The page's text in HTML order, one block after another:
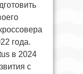
года.
в 2024
с